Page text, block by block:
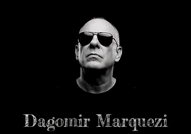
Dagomir Marquezi